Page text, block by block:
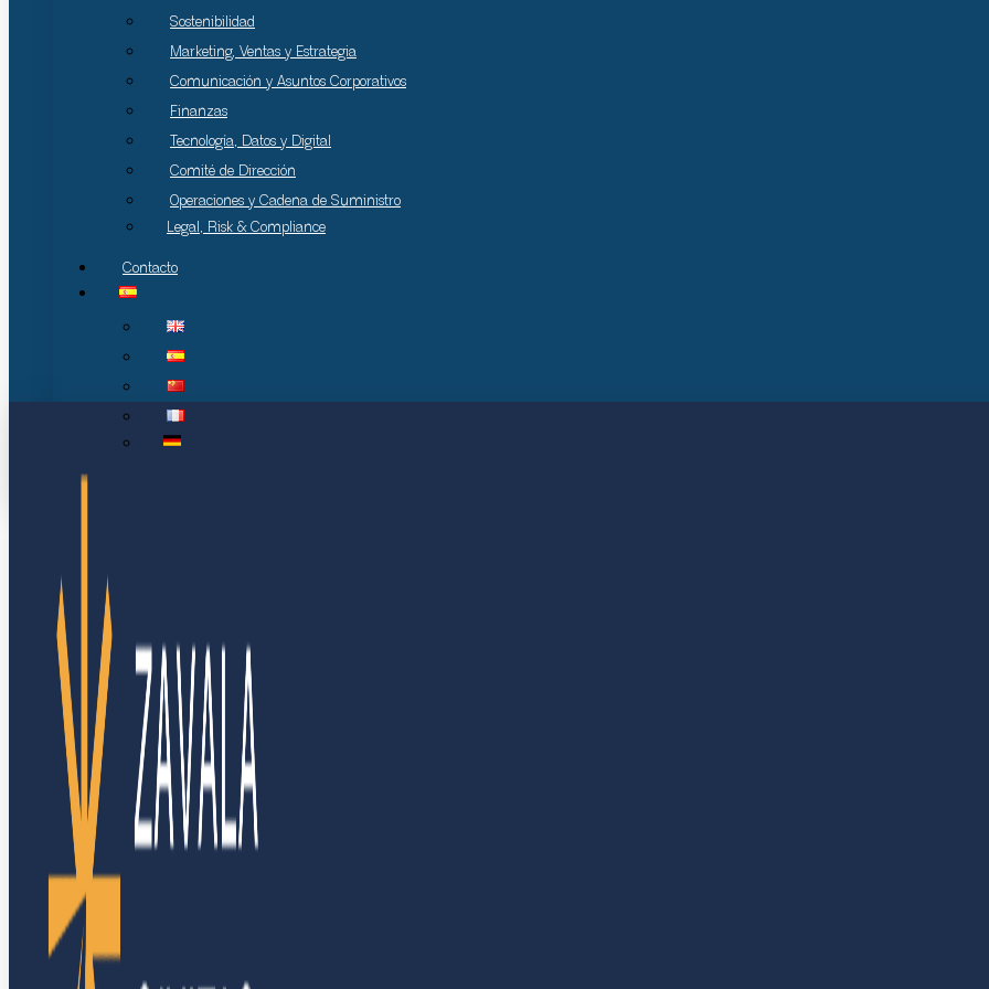
Sostenibilidad
Marketing, Ventas y Estrategia
Comunicación y Asuntos Corporativos
Finanzas
Tecnología, Datos y Digital
Comité de Dirección
Operaciones y Cadena de Suministro
Legal, Risk & Compliance
Contacto